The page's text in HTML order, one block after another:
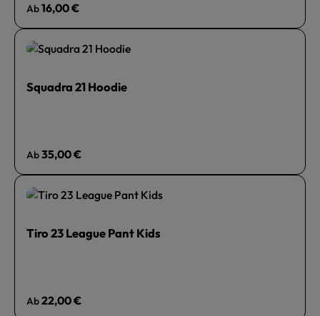
Regulärer Preis:
Ab16,00 €
Squadra 21 Hoodie
Regulärer Preis:
Ab35,00 €
Tiro 23 League Pant Kids
Regulärer Preis:
Ab22,00 €